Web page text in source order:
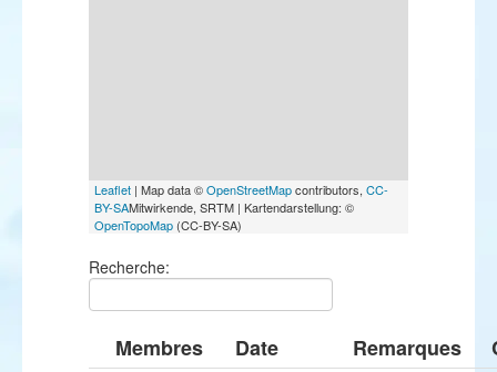
Leaflet | Map data ©OpenStreetMapcontributors, CC-
BY-SAMitwirkende, SRTM | Kartendarstellung: ©
OpenTopoMap (CC-BY-SA)
Recherche:
Membres Date Remarques